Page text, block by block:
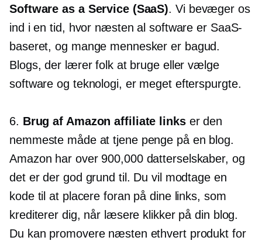
Software as a Service (SaaS). Vi bevæger os
ind i en tid, hvor næsten al software er SaaS-
baseret, og mange mennesker er bagud.
Blogs, der lærer folk at bruge eller vælge
software og teknologi, er meget efterspurgte.
6. Brug af Amazon affiliate linkser den
nemmeste måde at tjene penge på en blog.
Amazon har over 900,000 datterselskaber, og
det er der god grund til. Du vil modtage en
kode til at placere foran på dine links, som
krediterer dig, når læsere klikker på din blog.
Du kan promovere næsten ethvert produkt for